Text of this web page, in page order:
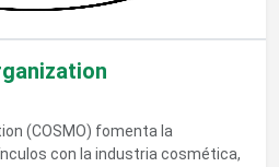
(COSMO) fomenta la
con la industria cosmética,